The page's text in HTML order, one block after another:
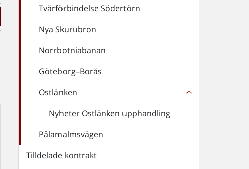
Tvärförbindelse Södertörn
Nya Skurubron
Norrbotniabanan
Göteborg–Borås
Ostlänken
Nyheter Ostlänken upphandling
Pålamalmsvägen
Tilldelade kontrakt